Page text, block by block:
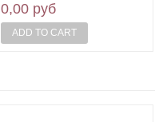
0,00 руб
ADD TO CART